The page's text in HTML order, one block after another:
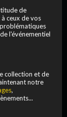
de
ceux de vos
l'événementiel
collection et de
notre
,